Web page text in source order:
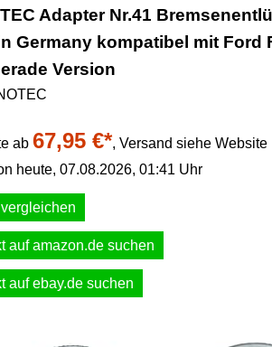
Adapter Nr.41
Germany kompatibel mit Ford
Version
ab 67,95 €*, Versand siehe Website
heute, 07.08.2026, 01:41 Uhr
auf amazon.de suchen
auf ebay.de suchen